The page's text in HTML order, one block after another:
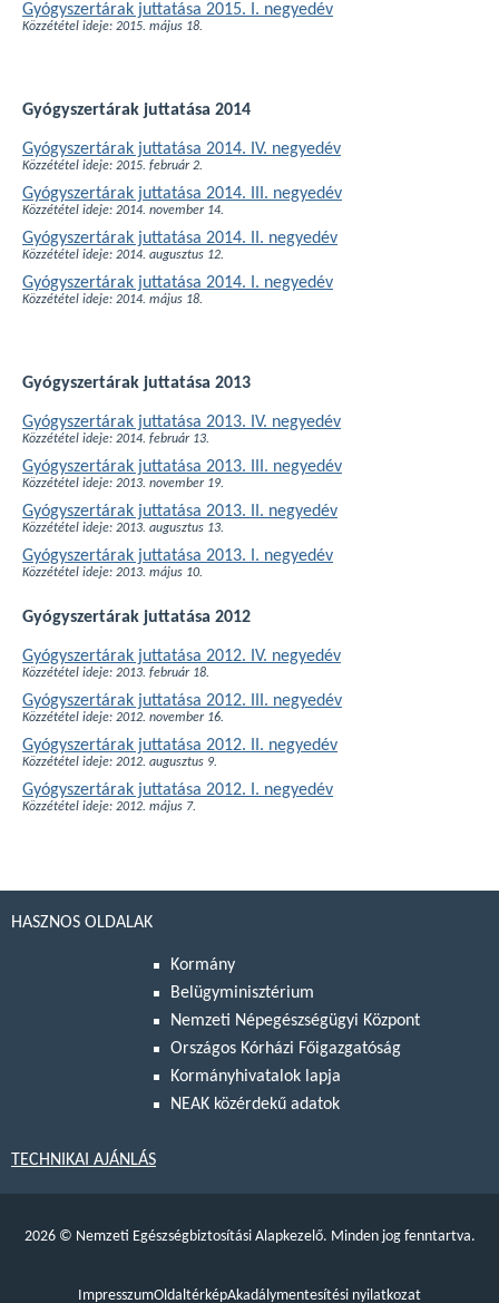
Gyógyszertárak juttatása 2015. I. negyedév
Közzététel ideje: 2015. május 18.
Gyógyszertárak juttatása 2014
Gyógyszertárak juttatása 2014. IV. negyedév
Közzététel ideje: 2015. február 2.
Gyógyszertárak juttatása 2014. III. negyedév
Közzététel ideje: 2014. november 14.
Gyógyszertárak juttatása 2014. II. negyedév
Közzététel ideje: 2014. augusztus 12.
Gyógyszertárak juttatása 2014. I. negyedév
Közzététel ideje: 2014. május 18.
Gyógyszertárak juttatása 2013
Gyógyszertárak juttatása 2013. IV. negyedév
Közzététel ideje: 2014. február 13.
Gyógyszertárak juttatása 2013. III. negyedév
Közzététel ideje: 2013. november 19.
Gyógyszertárak juttatása 2013. II. negyedév
Közzététel ideje: 2013. augusztus 13.
Gyógyszertárak juttatása 2013. I. negyedév
Közzététel ideje: 2013. május 10.
Gyógyszertárak juttatása 2012
Gyógyszertárak juttatása 2012. IV. negyedév
Közzététel ideje: 2013. február 18.
Gyógyszertárak juttatása 2012. III. negyedév
Közzététel ideje: 2012. november 16.
Gyógyszertárak juttatása 2012. II. negyedév
Közzététel ideje: 2012. augusztus 9.
Gyógyszertárak juttatása 2012. I. negyedév
Közzététel ideje: 2012. május 7.
HASZNOS OLDALAK
Kormány
Belügyminisztérium
Nemzeti Népegészségügyi Központ
Országos Kórházi Főigazgatóság
Kormányhivatalok lapja
NEAK közérdekű adatok
TECHNIKAI AJÁNLÁS
2026 © Nemzeti Egészségbiztosítási Alapkezelő. Minden jog fenntartva.
ImpresszumOldaltérképAkadálymentesítési nyilatkozat